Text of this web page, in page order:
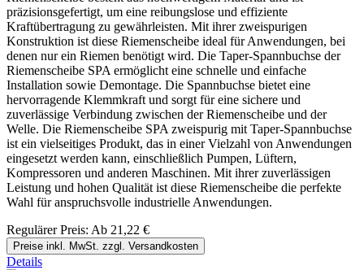
präzisionsgefertigt, um eine reibungslose und effiziente
Kraftübertragung zu gewährleisten. Mit ihrer zweispurigen
Konstruktion ist diese Riemenscheibe ideal für Anwendungen, bei
denen nur ein Riemen benötigt wird. Die Taper-Spannbuchse der
Riemenscheibe SPA ermöglicht eine schnelle und einfache
Installation sowie Demontage. Die Spannbuchse bietet eine
hervorragende Klemmkraft und sorgt für eine sichere und
zuverlässige Verbindung zwischen der Riemenscheibe und der
Welle. Die Riemenscheibe SPA zweispurig mit Taper-Spannbuchse
ist ein vielseitiges Produkt, das in einer Vielzahl von Anwendungen
eingesetzt werden kann, einschließlich Pumpen, Lüftern,
Kompressoren und anderen Maschinen. Mit ihrer zuverlässigen
Leistung und hohen Qualität ist diese Riemenscheibe die perfekte
Wahl für anspruchsvolle industrielle Anwendungen.
Regulärer Preis: Ab 21,22 €
Preise inkl. MwSt. zzgl. Versandkosten
Details